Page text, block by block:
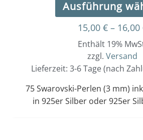
Ausführung
15,00 € – 16,00
Enthält 19%
zzgl. Versand
Lieferzeit: 3-6 Tage (nach
75 Swarovski-Perlen (3 mm)
in 925er Silber oder 925er